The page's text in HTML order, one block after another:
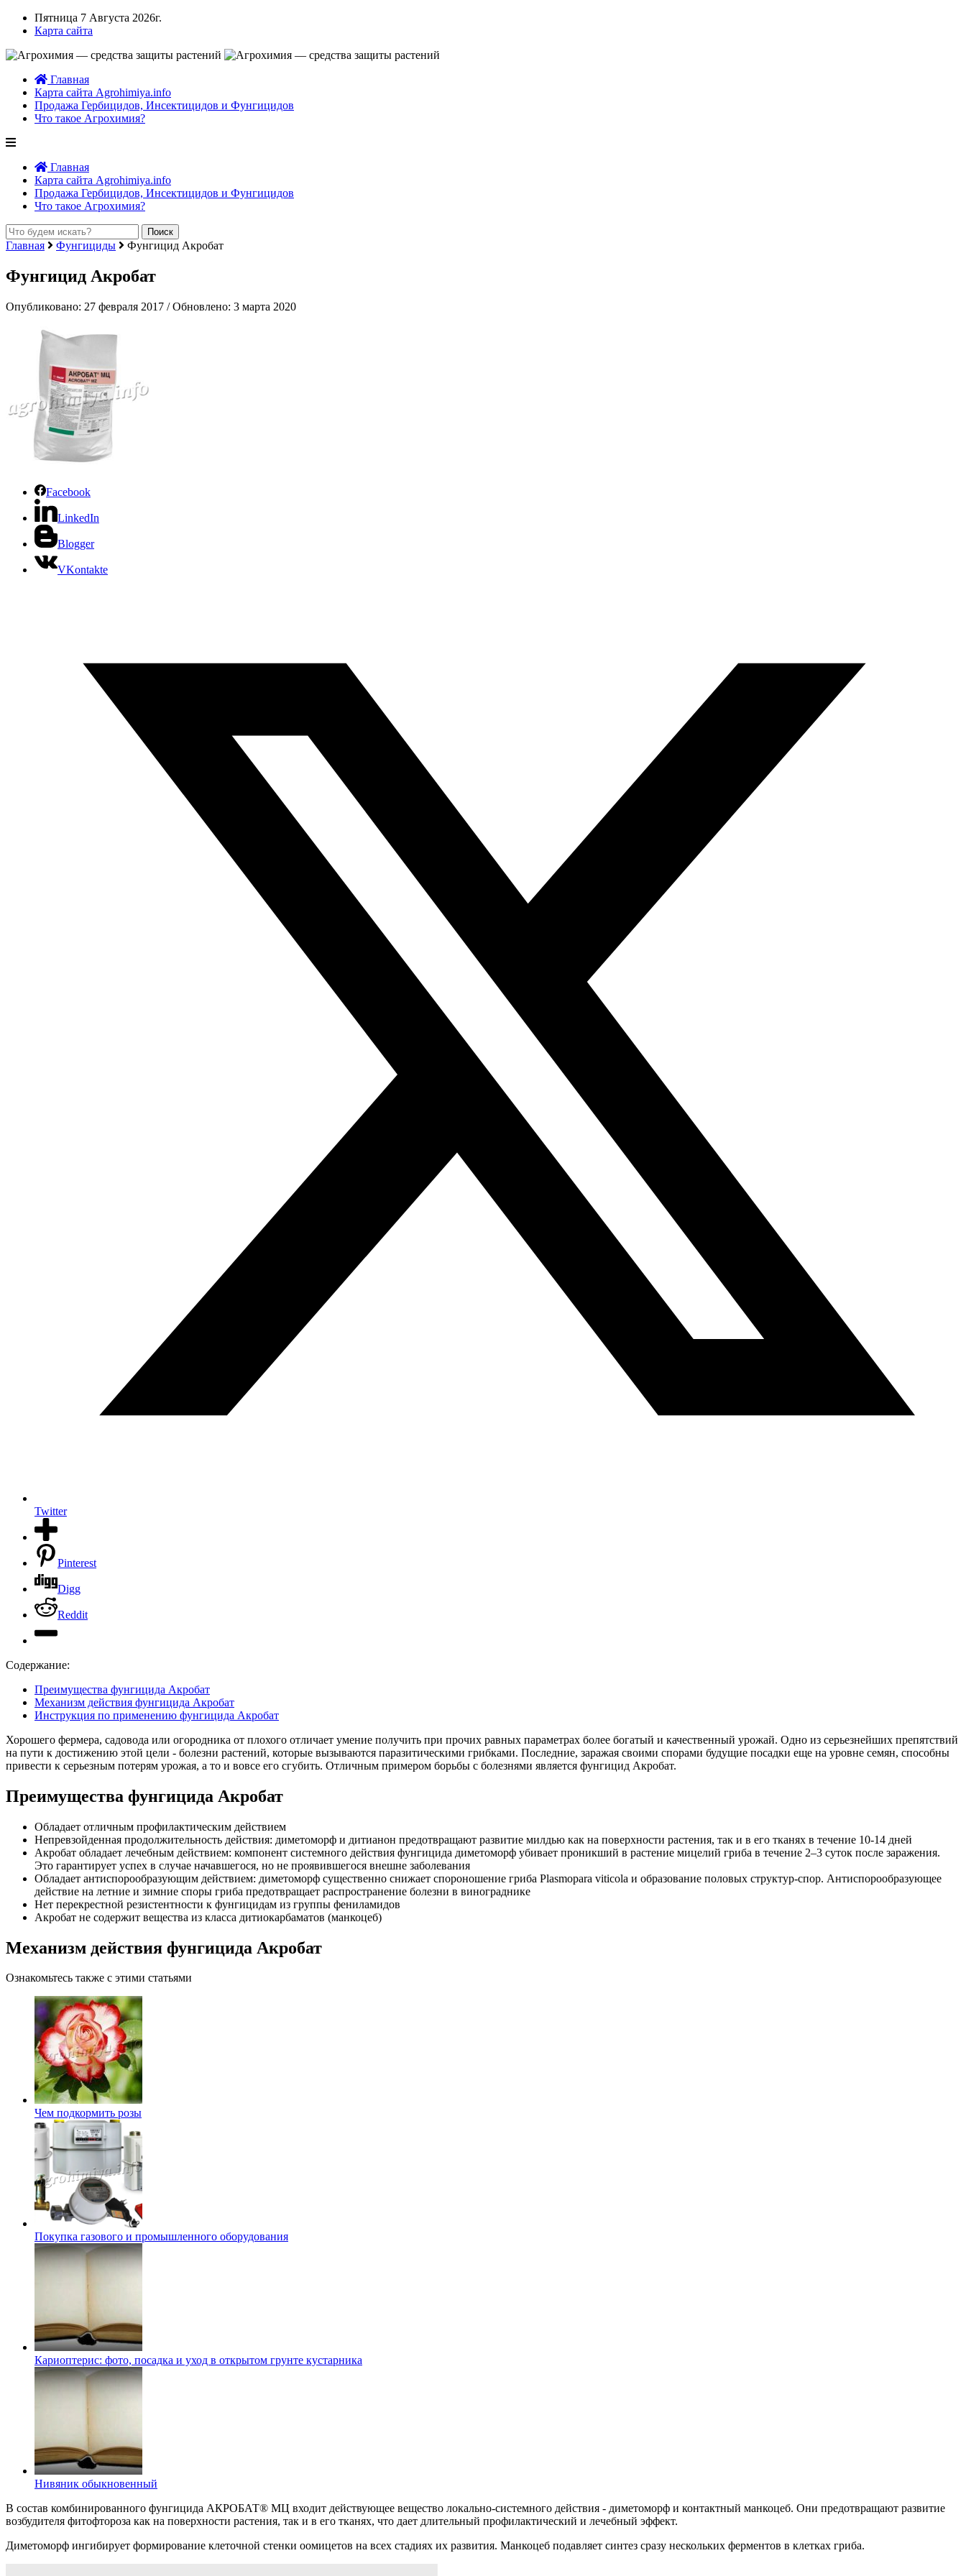
Пятница 7 Августа 2026г.
Карта сайта
Главная
Карта сайта Agrohimiya.info
Продажа Гербицидов, Инсектицидов и Фунгицидов
Что такое Агрохимия?
Главная
Карта сайта Agrohimiya.info
Продажа Гербицидов, Инсектицидов и Фунгицидов
Что такое Агрохимия?
Главная Фунгициды Фунгицид Акробат
Фунгицид Акробат
Опубликовано: 27 февраля 2017 / Обновлено: 3 марта 2020
Facebook
LinkedIn
Blogger
VKontakte
Twitter
Pinterest
Digg
Reddit
Содержание:
Преимущества фунгицида Акробат
Механизм действия фунгицида Акробат
Инструкция по применению фунгицида Акробат
Хорошего фермера, садовода или огородника от плохого отличает умение получить при прочих равных параметрах более богатый и качественный урожай. Одно из серьезнейших препятствий
на пути к достижению этой цели - болезни растений, которые вызываются паразитическими грибками. Последние, заражая своими спорами будущие посадки еще на уровне семян, способны
привести к серьезным потерям урожая, а то и вовсе его сгубить. Отличным примером борьбы с болезнями является фунгицид Акробат.
Преимущества фунгицида Акробат
Обладает отличным профилактическим действием
Непревзойденная продолжительность действия: диметоморф и дитианон предотвращают развитие милдью как на поверхности растения, так и в его тканях в течение 10-14 дней
Акробат обладает лечебным действием: компонент системного действия фунгицида диметоморф убивает проникший в растение мицелий гриба в течение 2–3 суток после заражения.
Это гарантирует успех в случае начавшегося, но не проявившегося внешне заболевания
Обладает антиспорообразующим действием: диметоморф существенно снижает спороношение гриба Plasmopara viticola и образование половых структур-спор. Антиспорообразующее
действие на летние и зимние споры гриба предотвращает распространение болезни в винограднике
Нет перекрестной резистентности к фунгицидам из группы фениламидов
Акробат не содержит вещества из класса дитиокарбаматов (манкоцеб)
Механизм действия фунгицида Акробат
Ознакомьтесь также с этими статьями
Чем подкормить розы
Покупка газового и промышленного оборудования
Кариоптерис: фото, посадка и уход в открытом грунте кустарника
Нивяник обыкновенный
В состав комбинированного фунгицида АКРОБАТ® МЦ входит действующее вещество локально-системного действия - диметоморф и контактный манкоцеб. Они предотвращают развитие
возбудителя фитофтороза как на поверхности растения, так и в его тканях, что дает длительный профилактический и лечебный эффект.
Диметоморф ингибирует формирование клеточной стенки оомицетов на всех стадиях их развития. Манкоцеб подавляет синтез сразу нескольких ферментов в клетках гриба.